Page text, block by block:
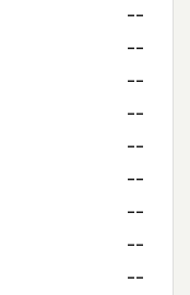
--
--
--
--
--
--
--
--
--